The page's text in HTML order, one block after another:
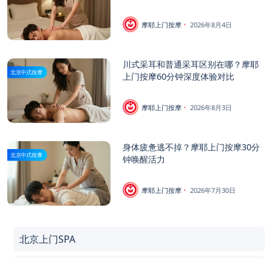
摩耶上门按摩 2026年8月4日
北京中式按摩
川式采耳和普通采耳区别在哪？摩耶
上门按摩60分钟深度体验对比
摩耶上门按摩 2026年8月3日
北京中式按摩
身体疲惫逃不掉？摩耶上门按摩30分
钟唤醒活力
摩耶上门按摩 2026年7月30日
北京上门SPA